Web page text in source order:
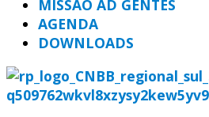
MISSÃO AD GENTES
AGENDA
DOWNLOADS